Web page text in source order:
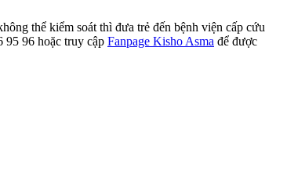
thể kiểm soát thì đưa trẻ đến bệnh viện cấp cứu
96 hoặc truy cập Fanpage Kisho Asma để được